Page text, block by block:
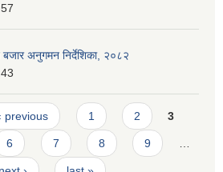
बजार अनुगमन निर्देशिका, २०८२
previous 1 2 3
6 7 8 9 …